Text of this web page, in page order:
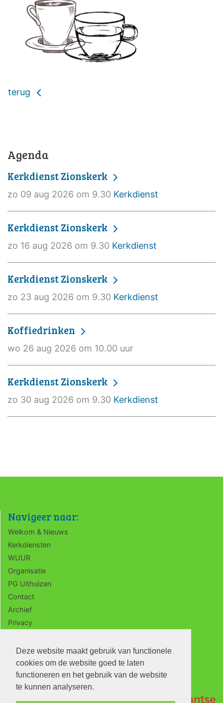
Deze website maakt gebruik van functionele
cookies om de website goed te laten
functioneren en het gebruik van de website
te kunnen analyseren.
terug
Agenda
Kerkdienst Zionskerk
zo 09 aug 2026 om 9.30 Kerkdienst
Kerkdienst Zionskerk
zo 16 aug 2026 om 9.30 Kerkdienst
Kerkdienst Zionskerk
zo 23 aug 2026 om 9.30 Kerkdienst
Koffiedrinken
wo 26 aug 2026 om 10.00 uur
Kerkdienst Zionskerk
zo 30 aug 2026 om 9.30 Kerkdienst
Navigeer naar:
Welkom & Nieuws
Kerkdiensten
WUUR
Organisatie
PG Uithuizen
Contact
Archief
Privacy